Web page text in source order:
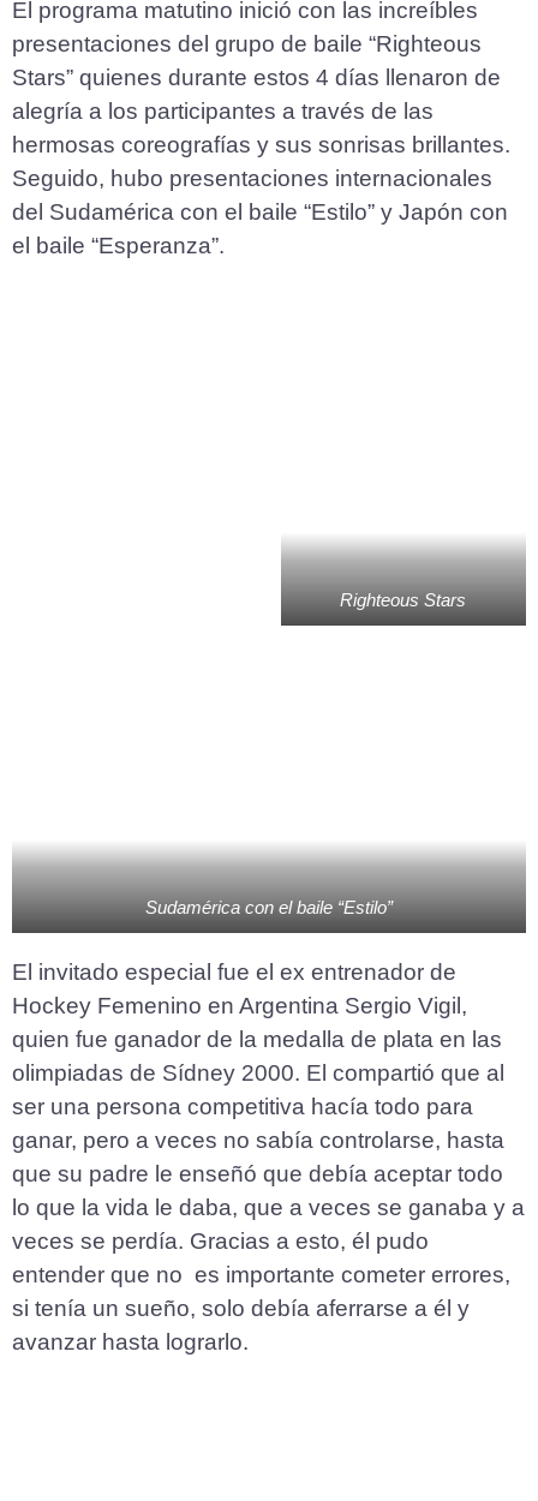
El programa matutino inició con las increíbles
presentaciones del grupo de baile “Righteous
Stars” quienes durante estos 4 días llenaron de
alegría a los participantes a través de las
hermosas coreografías y sus sonrisas brillantes.
Seguido, hubo presentaciones internacionales
del Sudamérica con el baile “Estilo” y Japón con
el baile “Esperanza”.
Righteous Stars
Sudamérica con el baile “Estilo”
El invitado especial fue el ex entrenador de
Hockey Femenino en Argentina Sergio Vigil,
quien fue ganador de la medalla de plata en las
olimpiadas de Sídney 2000. El compartió que al
ser una persona competitiva hacía todo para
ganar, pero a veces no sabía controlarse, hasta
que su padre le enseñó que debía aceptar todo
lo que la vida le daba, que a veces se ganaba y a
veces se perdía. Gracias a esto, él pudo
entender que no es importante cometer errores,
si tenía un sueño, solo debía aferrarse a él y
avanzar hasta lograrlo.